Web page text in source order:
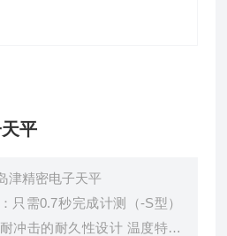
平
津精密电子天平
需0.7秒完成计测（-S型）
冲击的耐久性设计 温度特性